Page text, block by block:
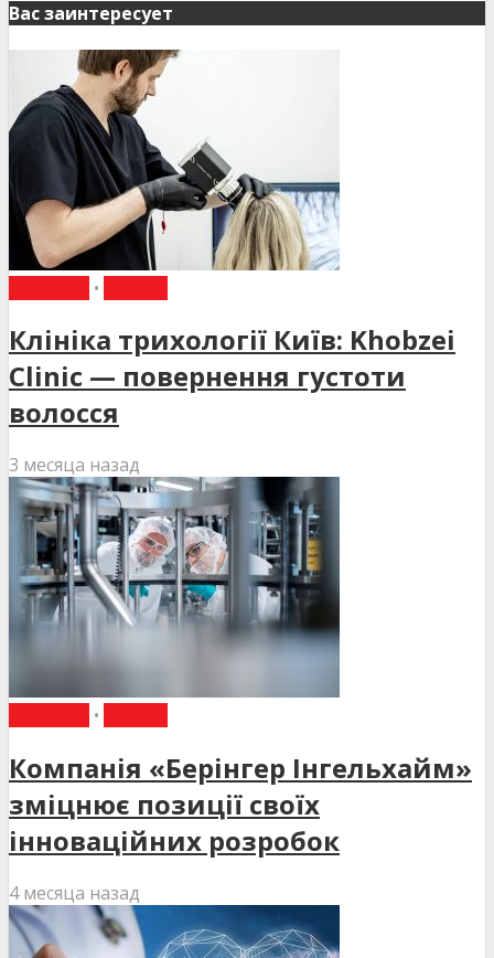
Вас заинтересует
•
Клініка трихології Київ: Khobzei
Clinic — повернення густоти
волосся
3 месяца назад
•
Компанія «Берінгер Інгельхайм»
зміцнює позиції своїх
інноваційних розробок
4 месяца назад